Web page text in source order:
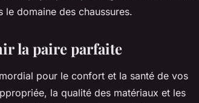
domaine des chaussures.
la paire parfaite
pour le confort et la santé de vos
la qualité des matériaux et les